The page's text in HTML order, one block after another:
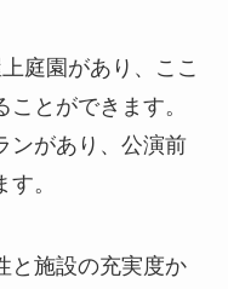
庭園があり、ここ
とができます。
ンがあり、公演前
。
と施設の充実度か